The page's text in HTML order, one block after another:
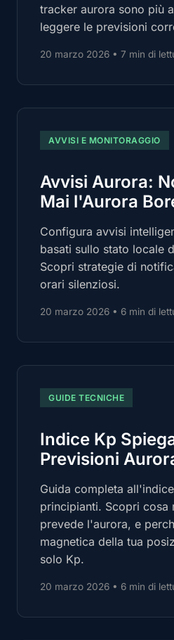
tracker aurora sono più
leggere le previsioni
20 marzo 2026 • 7 min di
AVVISI E MONITORAGGIO
Avvisi Aurora:
Mai l'Aurora
Configura avvisi
basati sullo stato locale
Scopri strategie di
orari silenziosi.
20 marzo 2026 • 6 min di
GUIDE TECNICHE
Indice Kp
Previsioni
Guida completa
principianti. Scopri cosa
prevede l'aurora, e
magnetica della tua
solo Kp.
20 marzo 2026 • 6 min di